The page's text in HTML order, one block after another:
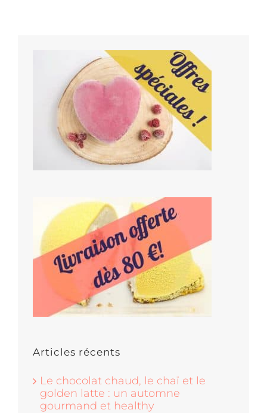
Articles récents
Le chocolat chaud, le chaï et le
golden latte : un automne
gourmand et healthy